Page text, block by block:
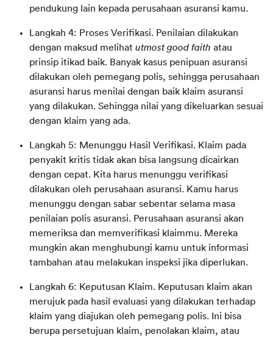
pendukung lain kepada perusahaan asuransi kamu.
Langkah 4: Proses Verifikasi. Penilaian dilakukan
dengan maksud melihat utmost good faith atau
prinsip itikad baik. Banyak kasus penipuan asuransi
dilakukan oleh pemegang polis, sehingga perusahaan
asuransi harus menilai dengan baik klaim asuransi
yang dilakukan. Sehingga nilai yang dikeluarkan sesuai
dengan klaim yang ada.
Langkah 5: Menunggu Hasil Verifikasi. Klaim pada
penyakit kritis tidak akan bisa langsung dicairkan
dengan cepat. Kita harus menunggu verifikasi
dilakukan oleh perusahaan asuransi. Kamu harus
menunggu dengan sabar sebentar selama masa
penilaian polis asuransi. Perusahaan asuransi akan
memeriksa dan memverifikasi klaimmu. Mereka
mungkin akan menghubungi kamu untuk informasi
tambahan atau melakukan inspeksi jika diperlukan.
Langkah 6: Keputusan Klaim. Keputusan klaim akan
merujuk pada hasil evaluasi yang dilakukan terhadap
klaim yang diajukan oleh pemegang polis. Ini bisa
berupa persetujuan klaim, penolakan klaim, atau